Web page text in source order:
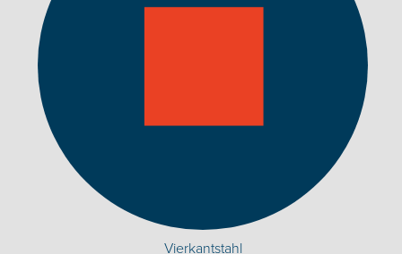
Vierkantstahl